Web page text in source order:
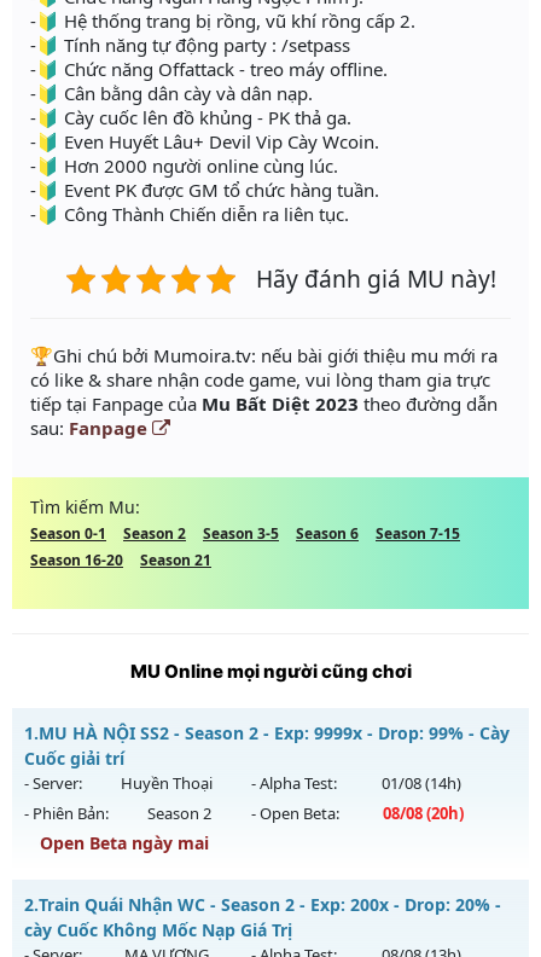
-🔰 Hệ thống trang bị rồng, vũ khí rồng cấp 2.
-🔰 Tính năng tự động party : /setpass
-🔰 Chức năng Offattack - treo máy offline.
-🔰 Cân bằng dân cày và dân nạp.
-🔰 Cày cuốc lên đồ khủng - PK thả ga.
-🔰 Even Huyết Lâu+ Devil Vip Cày Wcoin.
-🔰 Hơn 2000 người online cùng lúc.
-🔰 Event PK được GM tổ chức hàng tuần.
-🔰 Công Thành Chiến diễn ra liên tục.
Hãy đánh giá MU này!
️🏆Ghi chú bởi Mumoira.tv: nếu bài giới thiệu mu mới ra
có like & share nhận code game, vui lòng tham gia trực
tiếp tại Fanpage của Mu Bất Diệt 2023 theo đường dẫn
sau: Fanpage
Tìm kiếm Mu:
Season 0-1 Season 2 Season 3-5 Season 6
Season 7-15
Season 16-20
Season 21
MU Online mọi người cũng chơi
1.MU HÀ NỘI SS2 - Season 2 - Exp: 9999x - Drop: 99% - Cày
Cuốc giải trí
- Server: Huyền Thoại - Alpha Test: 01/08(14h)
- Phiên Bản:
Season 2 - Open Beta: 08/08(20h)
Open Beta ngày mai
MU HÀ NỘI SS2 - Cày Cuốc giải trí
Mu mới ra tháng 08 2026 - Mở máy chủ
2.Train Quái Nhận WC - Season 2 - Exp: 200x - Drop: 20% -
cày Cuốc Không Mốc Nạp Giá Trị